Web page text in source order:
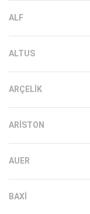
ALF
ALTUS
ARÇELIK
ARISTON
AUER
BAXI